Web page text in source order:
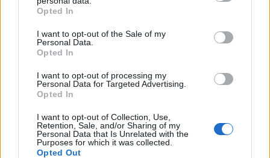
Opted In
I want to opt-out of the Sale of my
Personal Data.
Opted In
I want to opt-out of processing my
Personal Data for Targeted Advertising.
Opted In
I want to opt-out of Collection, Use,
Retention, Sale, and/or Sharing of my
Personal Data that Is Unrelated with the
Purposes for which it was collected.
Opted Out
Kurti kundërshton
marrëveshje nuk mund të
zhbëjë vullnetin qytetar
terrene të vështira